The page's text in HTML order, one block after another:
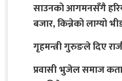
साउनको आगमनसँगै
बजार, किन्नेको लाग्यो
गृहमन्त्री गुरुङले दिए
प्रवासी भुजेल समाज